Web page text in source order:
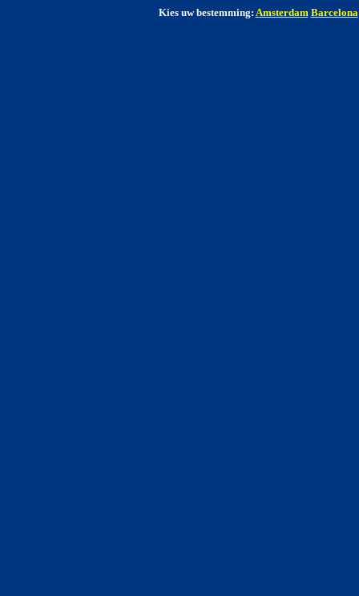
Kies uw bestemming: Amsterdam Barcelona